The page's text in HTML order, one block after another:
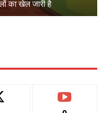
का खेल जारी है